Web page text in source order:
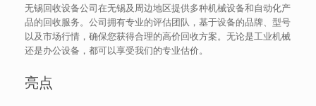
无锡回收设备公司在无锡及周边地区提供多种机械设备和自动化产
品的回收服务。公司拥有专业的评估团队，基于设备的品牌、型号
以及市场行情，确保您获得合理的高价回收方案。无论是工业机械
还是办公设备，都可以享受我们的专业估价。
亮点